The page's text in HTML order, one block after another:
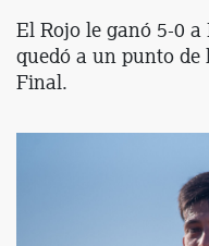
El Rojo le ganó 5-0
quedó a un punto de
Final.